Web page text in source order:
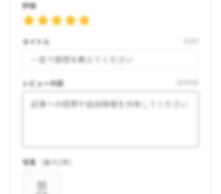
評価
タイトル
レビュー内容
写真 （最大 枚）